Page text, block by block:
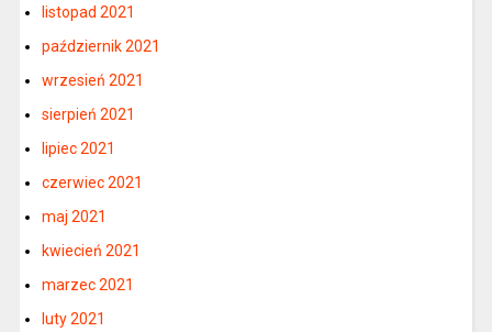
listopad 2021
październik 2021
wrzesień 2021
sierpień 2021
lipiec 2021
czerwiec 2021
maj 2021
kwiecień 2021
marzec 2021
luty 2021